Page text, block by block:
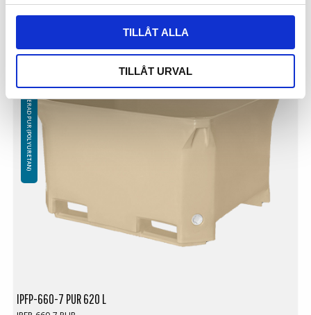
TILLÅT ALLA
TILLÅT URVAL
IPFP-660-7 PUR 620 L
PLASTKAR ISOLERAD PUR (POLYURETAN)